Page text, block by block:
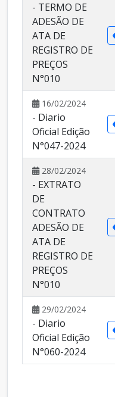
- TERMO DE
ADESÃO DE
ATA DE
REGISTRO DE
PREÇOS
N°010
16/02/2024
- Diario
Oficial Edição
N°047-2024
28/02/2024
- EXTRATO
DE
CONTRATO
ADESÃO DE
ATA DE
REGISTRO DE
PREÇOS
N°010
29/02/2024
- Diario
Oficial Edição
N°060-2024